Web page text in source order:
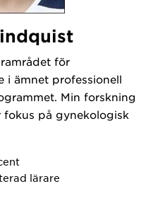
för
i ämnet professionell
Min forskning
fokus på gynekologisk
lärare